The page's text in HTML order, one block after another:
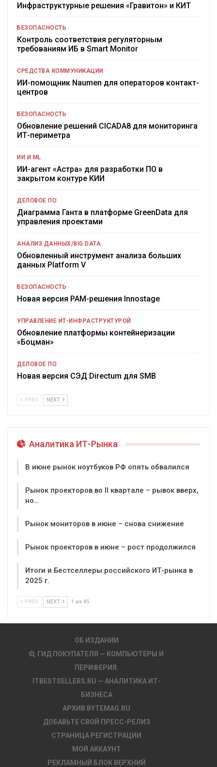
Инфраструктурные решения «Гравитон» и КИТ
БЕЗОПАСНОСТЬ
Контроль соответствия регуляторным
требованиям ИБ в Smart Monitor
СРЕДСТВА КОММУНИКАЦИИ
ИИ-помощник Naumen для операторов контакт-
центров
БЕЗОПАСНОСТЬ
Обновление решений CICADA8 для мониторинга
ИТ-периметра
ИИ И ML
ИИ-агент «Астра» для разработки ПО в
закрытом контуре КИИ
ДЕЛОВОЕ ПО
Диаграмма Ганта в платформе GreenData для
управления проектами
АНАЛИЗ ДАННЫХ/BIG DATA
Обновленный инструмент анализа больших
данных Platform V
БЕЗОПАСНОСТЬ
Новая версия PAM-решения Innostage
УПРАВЛЕНИЕ ИТ-ИНФРАСТРУКТУРОЙ
Обновление платформы контейнеризации
«Боцман»
ДЕЛОВОЕ ПО
Новая версия СЭД Directum для SMB
PREV NEXT
Аналитика ИТ-Рынка
В июне рынок ноутбуков РФ опять обвалился
Рынок проекторов во II квартале – рывок вверх,
но…
Рынок мониторов в июне – снова снижение
Рынок проекторов в июне – рост продолжился
Итоги и Бестселлеры российского ИТ-рынка в
2025 г.
PREV NEXT 1 из 45
ОБ ИЗДАНИИ
ГИД ПОКУПАТЕЛЯ — КОМПЬЮТЕРЫ И
ПЕРИФЕРИЯ.
ITBESTSELLERS.RU — АНАЛИТИКА ИТ-
БИЗНЕСА
АРХИВ BYTEMAG.RU
ДОБАВЬТЕ СВОЙ ПРЕСС-РЕЛИЗ
СТРАНИЦА РЕГИСТРАЦИИ
МОЙ АККАУНТ
РЕКЛАМНЫЙ БЛОК ВЕРХНИЙ